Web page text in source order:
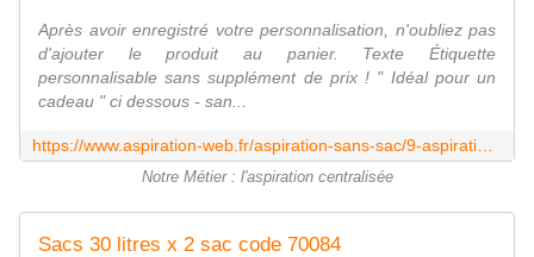
Après avoir enregistré votre personnalisation, n'oubliez pas
d'ajouter le produit au panier. Texte Étiquette
personnalisable sans supplément de prix ! " Idéal pour un
cadeau " ci dessous - san...
Notre Métier : l'aspiration centralisée
Sacs 30 litres x 2 sac code 70084